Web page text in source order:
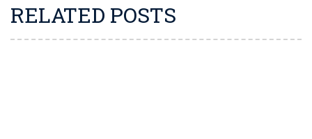
RELATED POSTS